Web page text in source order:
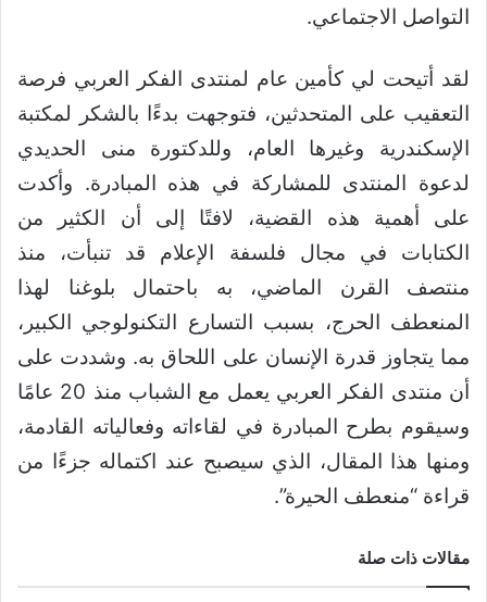
التواصل الاجتماعي.
لقد أتيحت لي كأمين عام لمنتدى الفكر العربي فرصة
التعقيب على المتحدثين، فتوجهت بدءًا بالشكر لمكتبة
الإسكندرية وغيرها العام، وللدكتورة منى الحديدي
لدعوة المنتدى للمشاركة في هذه المبادرة. وأكدت
على أهمية هذه القضية، لافتًا إلى أن الكثير من
الكتابات في مجال فلسفة الإعلام قد تنبأت، منذ
منتصف القرن الماضي، به باحتمال بلوغنا لهذا
المنعطف الحرج، بسبب التسارع التكنولوجي الكبير،
مما يتجاوز قدرة الإنسان على اللحاق به. وشددت على
أن منتدى الفكر العربي يعمل مع الشباب منذ 20 عامًا
وسيقوم بطرح المبادرة في لقاءاته وفعالياته القادمة،
ومنها هذا المقال، الذي سيصبح عند اكتماله جزءًا من
قراءة “منعطف الحيرة”.
مقالات ذات صلة